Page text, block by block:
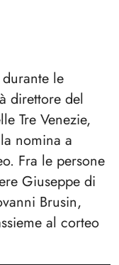
le
direttore del
Tre Venezie,
nomina a
Fra le persone
Giuseppe di
Brusin,
al corteo